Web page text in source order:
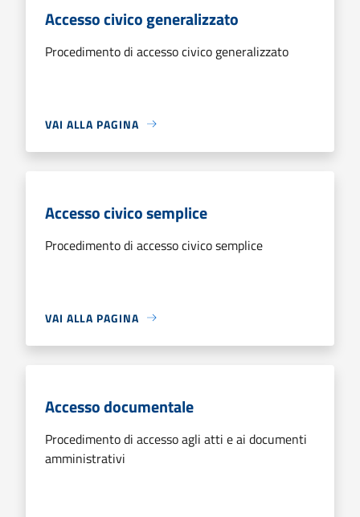
Accesso civico generalizzato
Procedimento di accesso civico generalizzato
VAI ALLA PAGINA
Accesso civico semplice
Procedimento di accesso civico semplice
VAI ALLA PAGINA
Accesso documentale
Procedimento di accesso agli atti e ai documenti
amministrativi